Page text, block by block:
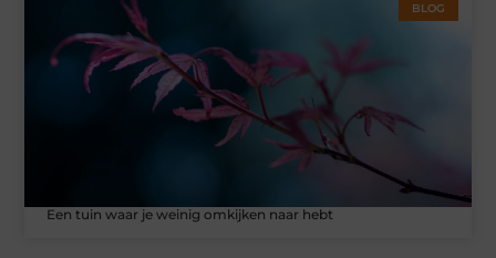
BLOG
Een tuin waar je weinig omkijken naar hebt